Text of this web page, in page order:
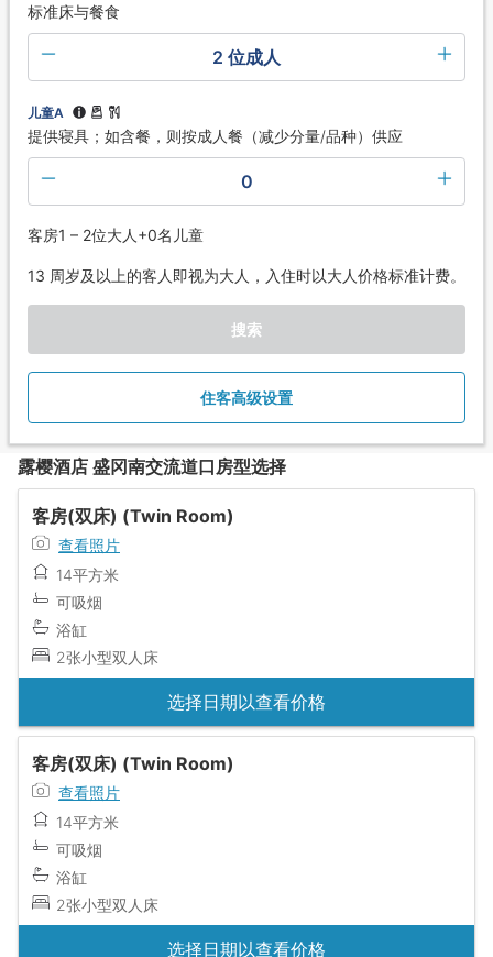
标准床与餐食
2 位成人
儿童A
提供寝具；如含餐，则按成人餐（减少分量/品种）供应
0
客房1 – 2位大人+0名儿童
13 周岁及以上的客人即视为大人，入住时以大人价格标准计费。
搜索
住客高级设置
露樱酒店 盛冈南交流道口房型选择
客房(双床) (Twin Room)
查看照片
14平方米
可吸烟
浴缸
2张小型双人床
选择日期以查看价格
客房(双床) (Twin Room)
查看照片
14平方米
可吸烟
浴缸
2张小型双人床
选择日期以查看价格